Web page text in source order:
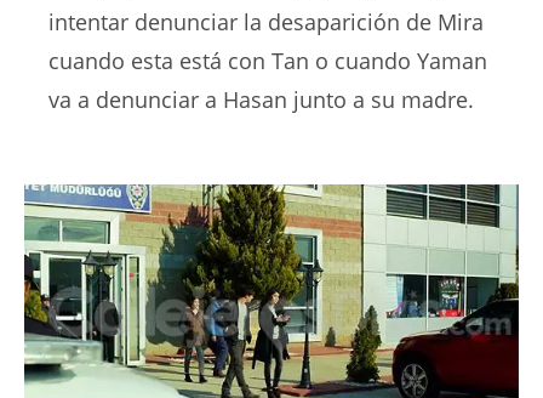
intentar denunciar la desaparición de Mira
cuando esta está con Tan o cuando Yaman
va a denunciar a Hasan junto a su madre.